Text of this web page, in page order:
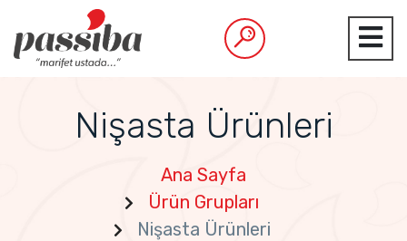
Nişasta Ürünleri
Ana Sayfa
Ürün Grupları
Nişasta Ürünleri